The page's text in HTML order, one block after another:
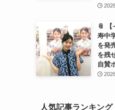
📎 【
寿中
を発
を残
自賛
人気記事ランキング